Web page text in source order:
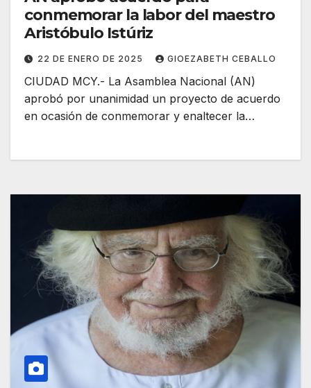
conmemorar la labor del maestro
Aristóbulo Istúriz
22 DE ENERO DE 2025 GIOEZABETH CEBALLO
CIUDAD MCY.- La Asamblea Nacional (AN)
aprobó por unanimidad un proyecto de acuerdo
en ocasión de conmemorar y enaltecer la…